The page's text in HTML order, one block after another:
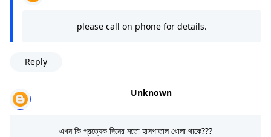
please call on phone for details.
Reply
Unknown
এখন কি প্রত্যেক দিনের মতো হাসপাতাল খোলা থাকে???